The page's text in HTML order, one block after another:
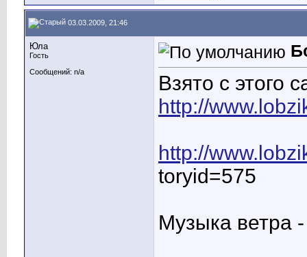
03.03.2009, 21:46
Юла
Гость
Сообщений: n/a
Взято с этого
http://
http://
toryid=575
Музыка ветра